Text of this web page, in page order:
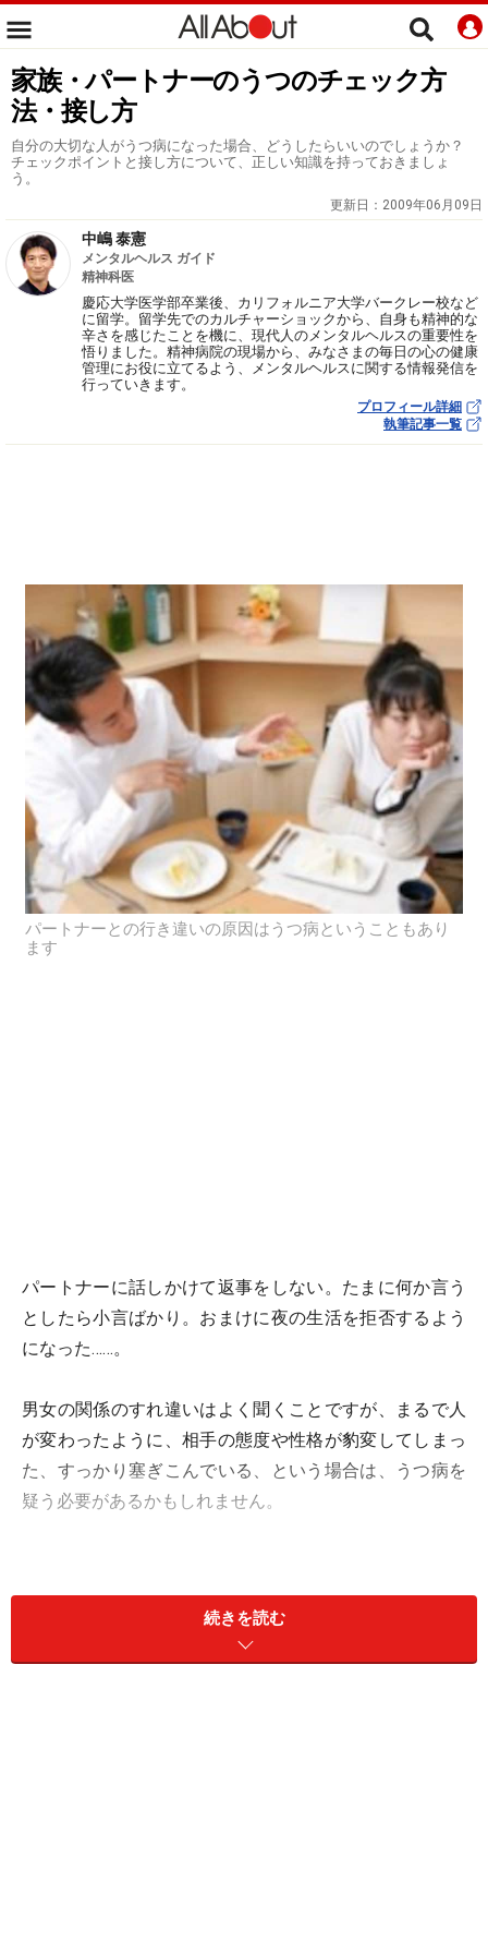
家族・パートナーのうつのチェック方
法・接し方
自分の大切な人がうつ病になった場合、どうしたらいいのでしょうか？
チェックポイントと接し方について、正しい知識を持っておきましょ
う。
更新日： 2009年06月09日
中嶋 泰憲
メンタルヘルス ガイド
精神科医
慶応大学医学部卒業後、カリフォルニア大学バークレー校など
に留学。留学先でのカルチャーショックから、自身も精神的な
辛さを感じたことを機に、現代人のメンタルヘルスの重要性を
悟りました。精神病院の現場から、みなさまの毎日の心の健康
管理にお役に立てるよう、メンタルヘルスに関する情報発信を
行っていきます。
プロフィール詳細
執筆記事一覧
パートナーとの行き違いの原因はうつ病ということもあり
ます
パートナーに話しかけて返事をしない。たまに何か言う
としたら小言ばかり。おまけに夜の生活を拒否するよう
になった……。
男女の関係のすれ違いはよく聞くことですが、まるで人
が変わったように、相手の態度や性格が豹変してしまっ
た、すっかり塞ぎこんでいる、という場合は、うつ病を
疑う必要があるかもしれません。
しまったように性格が変わることも少なくありません。
しかもうつ病はありふれた病気。なんと
が一生の間に一度はかかるとも言われています。
続きを読む